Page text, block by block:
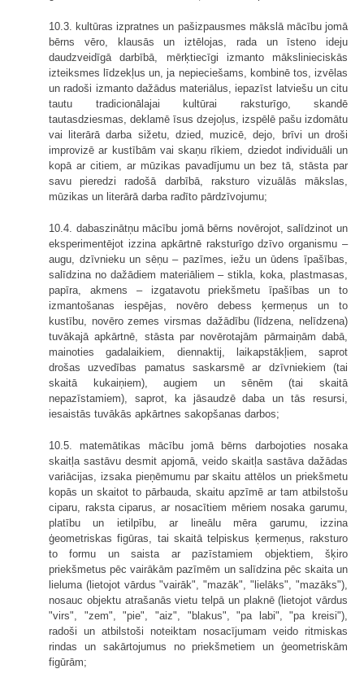
10.3. kultūras izpratnes un pašizpausmes mākslā mācību jomā
bērns vēro, klausās un iztēlojas, rada un īsteno ideju
daudzveidīgā darbībā, mērķtiecīgi izmanto mākslinieciskās
izteiksmes līdzekļus un, ja nepieciešams, kombinē tos, izvēlas
un radoši izmanto dažādus materiālus, iepazīst latviešu un citu
tautu tradicionālajai kultūrai raksturīgo, skandē
tautasdziesmas, deklamē īsus dzejoļus, izspēlē pašu izdomātu
vai literārā darba sižetu, dzied, muzicē, dejo, brīvi un droši
improvizē ar kustībām vai skaņu rīkiem, dziedot individuāli un
kopā ar citiem, ar mūzikas pavadījumu un bez tā, stāsta par
savu pieredzi radošā darbībā, raksturo vizuālās mākslas,
mūzikas un literārā darba radīto pārdzīvojumu;
10.4. dabaszinātņu mācību jomā bērns novērojot, salīdzinot un
eksperimentējot izzina apkārtnē raksturīgo dzīvo organismu –
augu, dzīvnieku un sēņu – pazīmes, iežu un ūdens īpašības,
salīdzina no dažādiem materiāliem – stikla, koka, plastmasas,
papīra, akmens – izgatavotu priekšmetu īpašības un to
izmantošanas iespējas, novēro debess ķermeņus un to
kustību, novēro zemes virsmas dažādību (līdzena, nelīdzena)
tuvākajā apkārtnē, stāsta par novērotajām pārmaiņām dabā,
mainoties gadalaikiem, diennaktij, laikapstākļiem, saprot
drošas uzvedības pamatus saskarsmē ar dzīvniekiem (tai
skaitā kukaiņiem), augiem un sēnēm (tai skaitā
nepazīstamiem), saprot, ka jāsaudzē daba un tās resursi,
iesaistās tuvākās apkārtnes sakopšanas darbos;
10.5. matemātikas mācību jomā bērns darbojoties nosaka
skaitļa sastāvu desmit apjomā, veido skaitļa sastāva dažādas
variācijas, izsaka pieņēmumu par skaitu attēlos un priekšmetu
kopās un skaitot to pārbauda, skaitu apzīmē ar tam atbilstošu
ciparu, raksta ciparus, ar nosacītiem mēriem nosaka garumu,
platību un ietilpību, ar lineālu mēra garumu, izzina
ģeometriskas figūras, tai skaitā telpiskus ķermeņus, raksturo
to formu un saista ar pazīstamiem objektiem, šķiro
priekšmetus pēc vairākām pazīmēm un salīdzina pēc skaita un
lieluma (lietojot vārdus "vairāk", "mazāk", "lielāks", "mazāks"),
nosauc objektu atrašanās vietu telpā un plaknē (lietojot vārdus
"virs", "zem", "pie", "aiz", "blakus", "pa labi", "pa kreisi"),
radoši un atbilstoši noteiktam nosacījumam veido ritmiskas
rindas un sakārtojumus no priekšmetiem un ģeometriskām
figūrām;